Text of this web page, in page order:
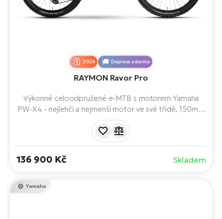
Doprava zdarma
2026
RAYMON Ravor Pro
Výkonné celoodpružené e-MTB s motorem Yamaha
PW-X4 - nejlehčí a nejmenší motor ve své třídě, 150mm
bikepark i horské výjezdy, který zesílí vaši energii a
136 900 Kč Skladem
Yamaha